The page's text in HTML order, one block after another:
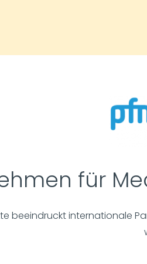
für
beeindruckt internationale